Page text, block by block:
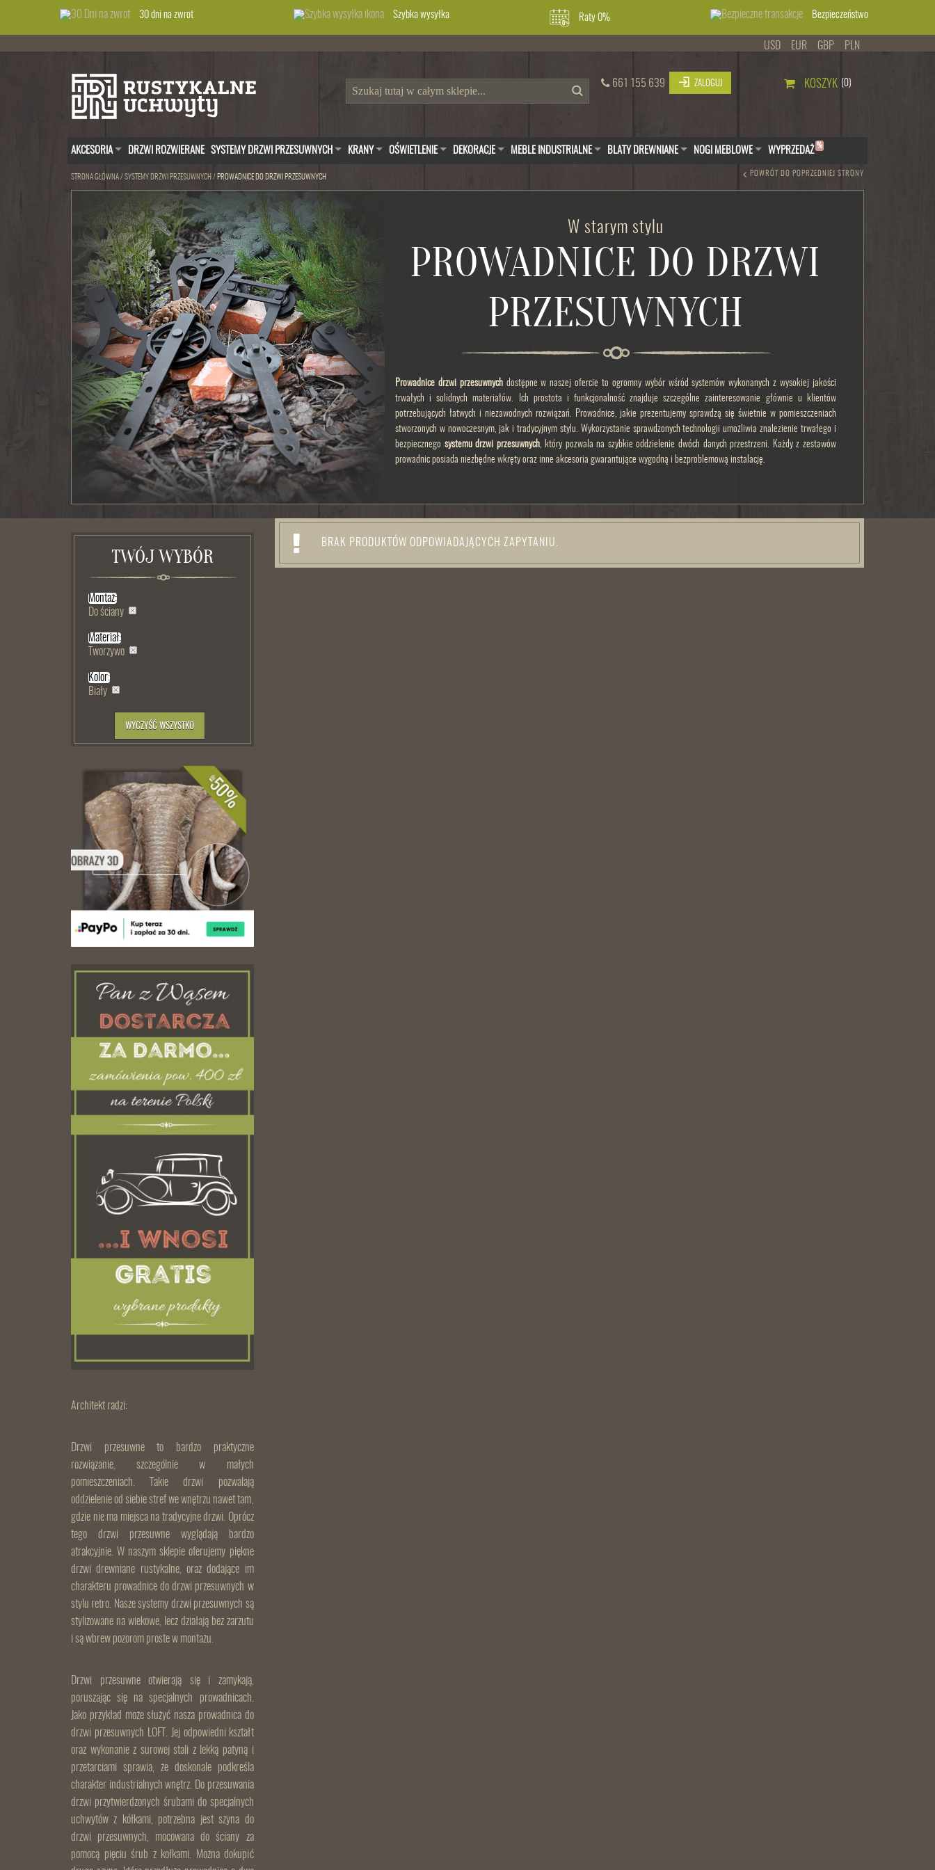
30 dni na zwrot Szybka wysyłka Raty 0% Bezpieczeństwo
USD EUR GBP PLN
661 155 639 ZALOGUJ KOSZYK (0)
AKCESORIA DRZWI ROZWIERANE SYSTEMY DRZWI PRZESUWNYCH KRANY OŚWIETLENIE DEKORACJE MEBLE INDUSTRIALNE BLATY DREWNIANE NOGI MEBLOWE WYPRZEDAŻ %
STRONA GŁÓWNA/ SYSTEMY DRZWI PRZESUWNYCH / PROWADNICE DO DRZWI PRZESUWNYCH POWRÓT DO POPRZEDNIEJ STRONY
W starym stylu
PROWADNICE DO DRZWI
PRZESUWNYCH
Prowadnice drzwi przesuwnychdostępne w naszej ofercie to ogromny wybór wśród systemów wykonanych z wysokiej jakości
trwałych i solidnych materiałów. Ich prostota i funkcjonalność znajduje szczególne zainteresowanie głównie u klientów
potrzebujących łatwych i niezawodnych rozwiązań. Prowadnice, jakie prezentujemy sprawdzą się świetnie w pomieszczeniach
stworzonych w nowoczesnym, jak i tradycyjnym stylu. Wykorzystanie sprawdzonych technologii umożliwia znalezienie trwałego i
bezpiecznego systemu drzwi przesuwnych, który pozwala na szybkie oddzielenie dwóch danych przestrzeni. Każdy z zestawów
prowadnic posiada niezbędne wkręty oraz inne akcesoria gwarantujące wygodną i bezproblemową instalację.
BRAK PRODUKTÓW ODPOWIADAJĄCYCH ZAPYTANIU.
TWÓJ WYBÓR
Montaż:
Do ściany
Materiał:
Tworzywo
Kolor:
Biały
WYCZYŚĆ WSZYSTKO
Architekt radzi:
Drzwi przesuwne to bardzo praktyczne
rozwiązanie, szczególnie w małych
pomieszczeniach. Takie drzwi pozwalają
oddzielenie od siebie stref we wnętrzu nawet tam,
gdzie nie ma miejsca na tradycyjne drzwi. Oprócz
tego drzwi przesuwne wyglądają bardzo
atrakcyjnie. W naszym sklepie oferujemy piękne
drzwi drewniane rustykalne, oraz dodające im
charakteru prowadnice do drzwi przesuwnych w
stylu retro. Nasze systemy drzwi przesuwnych są
stylizowane na wiekowe, lecz działają bez zarzutu
i są wbrew pozorom proste w montażu.
Drzwi przesuwne otwierają się i zamykają,
poruszając się na specjalnych prowadnicach.
Jako przykład może służyć nasza prowadnica do
drzwi przesuwnych LOFT. Jej odpowiedni kształt
oraz wykonanie z surowej stali z lekką patyną i
przetarciami sprawia, że doskonale podkreśla
charakter industrialnych wnętrz. Do przesuwania
drzwi przytwierdzonych śrubami do specjalnych
uchwytów z kółkami, potrzebna jest szyna do
drzwi przesuwnych, mocowana do ściany za
pomocą pięciu śrub z kołkami. Można dokupić